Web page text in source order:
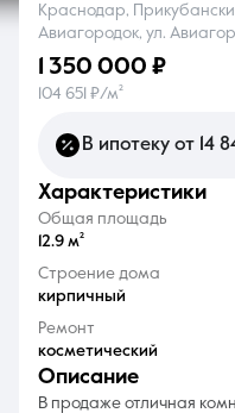
О компании
8
Краснодар,
Авиагородок, ул.
1 350 000 ₽
104 651 ₽/м²
В ипотеку от 14
характеристики
Общая площадь
12.9 м²
Строение дома
кирпичный
Ремонт
косметический
описание
В продаже отличная